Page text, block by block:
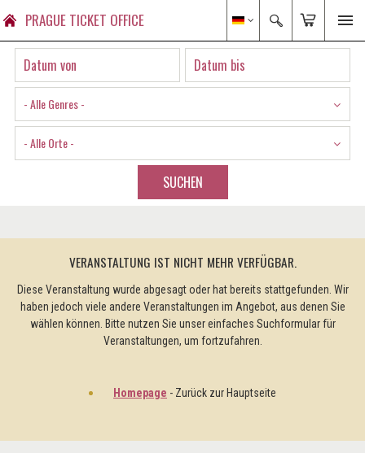
PRAGUE TICKET OFFICE
- Alle Genres -
- Alle Orte -
SUCHEN
VERANSTALTUNG IST NICHT MEHR VERFÜGBAR.
Diese Veranstaltung wurde abgesagt oder hat bereits stattgefunden. Wir
haben jedoch viele andere Veranstaltungen im Angebot, aus denen Sie
wählen können. Bitte nutzen Sie unser einfaches Suchformular für
Veranstaltungen, um fortzufahren.
Homepage - Zurück zur Hauptseite